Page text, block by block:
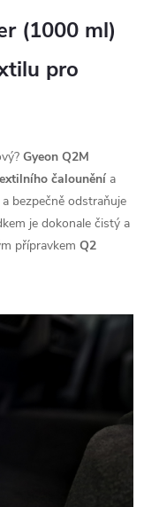
(1000 ml)
pro
Gyeon Q2M
čalounění a
bezpečně odstraňuje
je dokonale čistý a
přípravkem Q2